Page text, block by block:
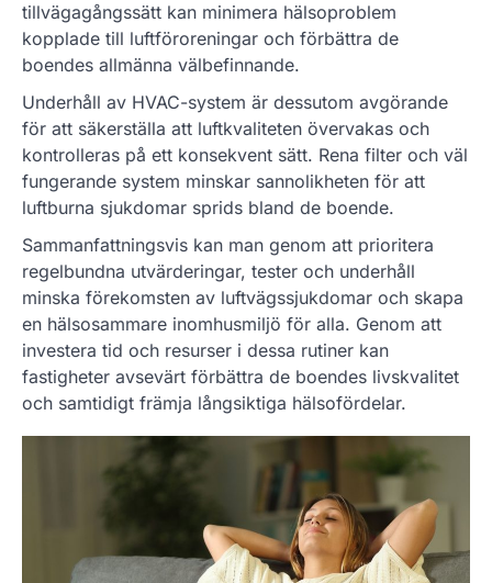
tillvägagångssätt kan minimera hälsoproblem
kopplade till luftföroreningar och förbättra de
boendes allmänna välbefinnande.
Underhåll av HVAC-system är dessutom avgörande
för att säkerställa att luftkvaliteten övervakas och
kontrolleras på ett konsekvent sätt. Rena filter och väl
fungerande system minskar sannolikheten för att
luftburna sjukdomar sprids bland de boende.
Sammanfattningsvis kan man genom att prioritera
regelbundna utvärderingar, tester och underhåll
minska förekomsten av luftvägssjukdomar och skapa
en hälsosammare inomhusmiljö för alla. Genom att
investera tid och resurser i dessa rutiner kan
fastigheter avsevärt förbättra de boendes livskvalitet
och samtidigt främja långsiktiga hälsofördelar.